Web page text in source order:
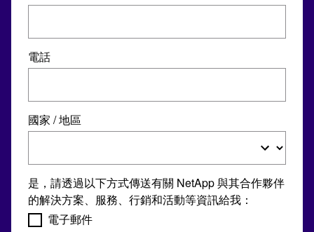
電話
國家 / 地區
是，請透過以下方式傳送有關 NetApp 與其合作夥伴
的解決方案、服務、行銷和活動等資訊給我：
電子郵件